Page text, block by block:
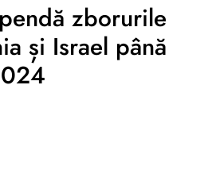
zborurile
și Israel până